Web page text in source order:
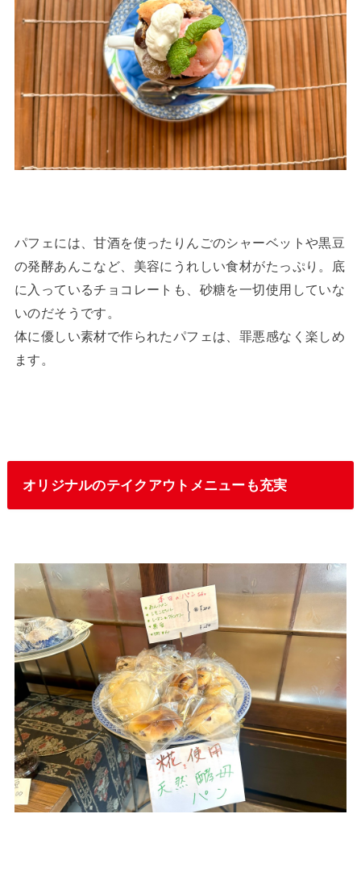
パフェには、甘酒を使ったりんごのシャーベットや黒豆
の発酵あんこなど、美容にうれしい食材がたっぷり。底
に入っているチョコレートも、砂糖を一切使用していな
いのだそうです。
体に優しい素材で作られたパフェは、罪悪感なく楽しめ
ます。
オリジナルのテイクアウトメニューも充実